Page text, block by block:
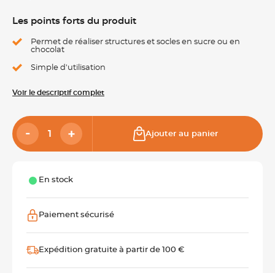
Les points forts du produit
Permet de réaliser structures et socles en sucre ou en
chocolat
Simple d'utilisation
Voir le descriptif complet
Ajouter au panier
En stock
Paiement sécurisé
Expédition gratuite à partir de 100 €